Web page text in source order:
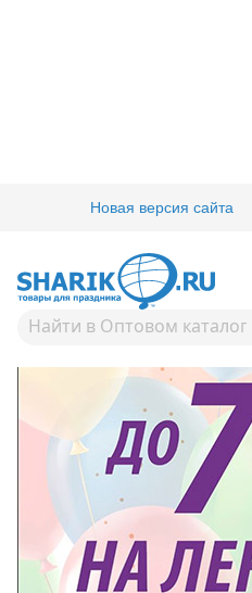
Новая версия сайта
Товары для праздника/